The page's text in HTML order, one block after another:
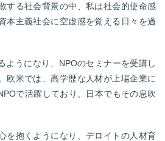
する社会背景の中、私は社会的使命感
本主義社会に空虚感を覚える日々を過
ようになり、NPOのセミナーを受講し
欧米では、高学歴な人材が上場企業に
で活躍しており、日本でもその息吹
を抱くようになり、デロイトの人材育